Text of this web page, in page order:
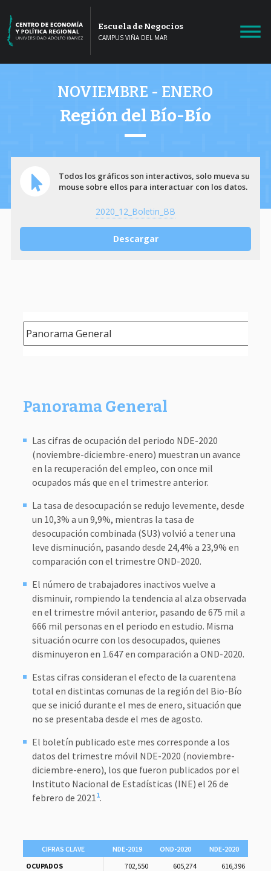
Escuela de Negocios
CAMPUS VIÑA DEL MAR
NOVIEMBRE - ENERO
Región del Bío-Bío
Todos los gráficos son interactivos, solo mueva su
mouse sobre ellos para interactuar con los datos.
2020_12_Boletin_BB
Descargar
Panorama General
Las cifras de ocupación del periodo NDE-2020
(noviembre-diciembre-enero) muestran un avance
en la recuperación del empleo, con once mil
ocupados más que en el trimestre anterior.
La tasa de desocupación se redujo levemente, desde
un 10,3% a un 9,9%, mientras la tasa de
desocupación combinada (SU3) volvió a tener una
leve disminución, pasando desde 24,4% a 23,9% en
comparación con el trimestre OND-2020.
El número de trabajadores inactivos vuelve a
disminuir, rompiendo la tendencia al alza observada
en el trimestre móvil anterior, pasando de 675 mil a
666 mil personas en el periodo en estudio. Misma
situación ocurre con los desocupados, quienes
disminuyeron en 1.647 en comparación a OND-2020.
Estas cifras consideran el efecto de la cuarentena
total en distintas comunas de la región del Bio-Bío
que se inició durante el mes de enero, situación que
no se presentaba desde el mes de agosto.
El boletín publicado este mes corresponde a los
datos del trimestre móvil NDE-2020 (noviembre-
diciembre-enero), los que fueron publicados por el
Instituto Nacional de Estadísticas (INE) el 26 de
febrero de 20211.
CIFRAS CLAVE NDE-2019 OND-2020
NDE-2020
OCUPADOS
702,550 605,274
616,396